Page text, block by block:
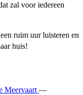
zal voor iedereen
ruim uur luisteren en
huis!
Meervaart —